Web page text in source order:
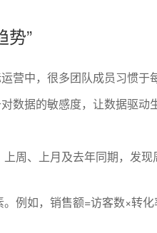
势”
营中，很多团队成员习惯于
数据的敏感度，让数据驱动
周、上月及去年同期，发现
例如，销售额=访客数×转